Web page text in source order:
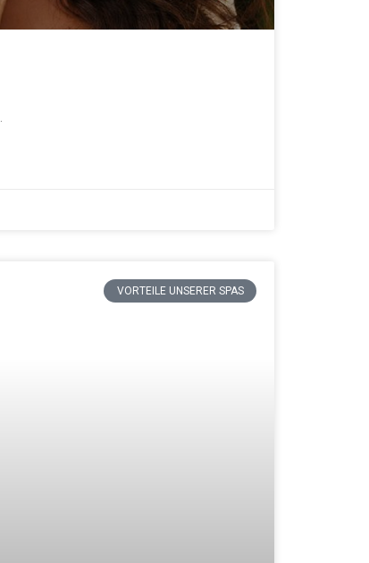
VORTEILE UNSERER SPAS